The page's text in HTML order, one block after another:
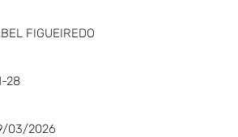
FIGUEIREDO
28
03/2026